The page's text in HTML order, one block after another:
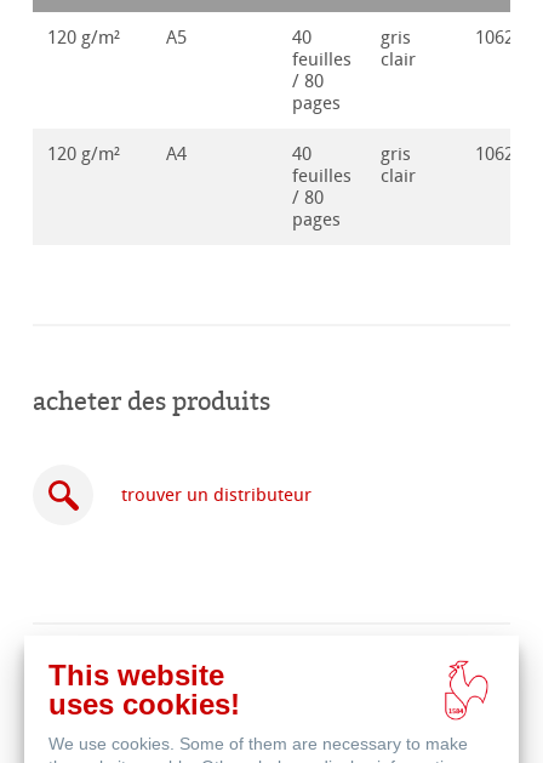
120 g/m² A5
40
feuilles
/ 80
pages
gris
clair
120 g/m² A4
40
feuilles
/ 80
pages
gris
clair
acheter des produits
trouver un distributeur
ligne
produits associés
This website
uses cookies!
We use cookies. Some of them are necessary to make